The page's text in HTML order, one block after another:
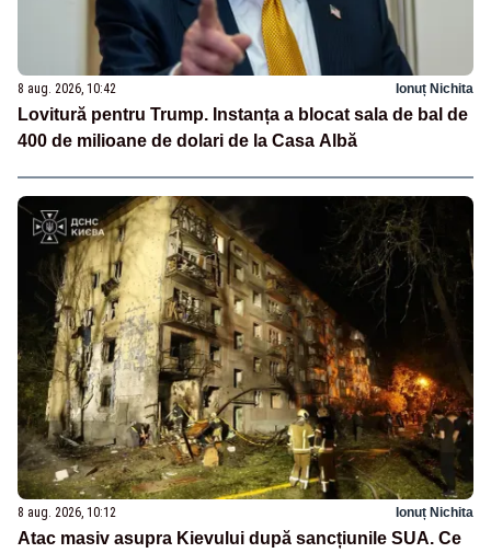
8 aug. 2026, 10:42 Ionuț Nichita
Lovitură pentru Trump. Instanța a blocat sala de bal de
400 de milioane de dolari de la Casa Albă
8 aug. 2026, 10:12 Ionuț Nichita
Atac masiv asupra Kievului după sancțiunile SUA. Ce